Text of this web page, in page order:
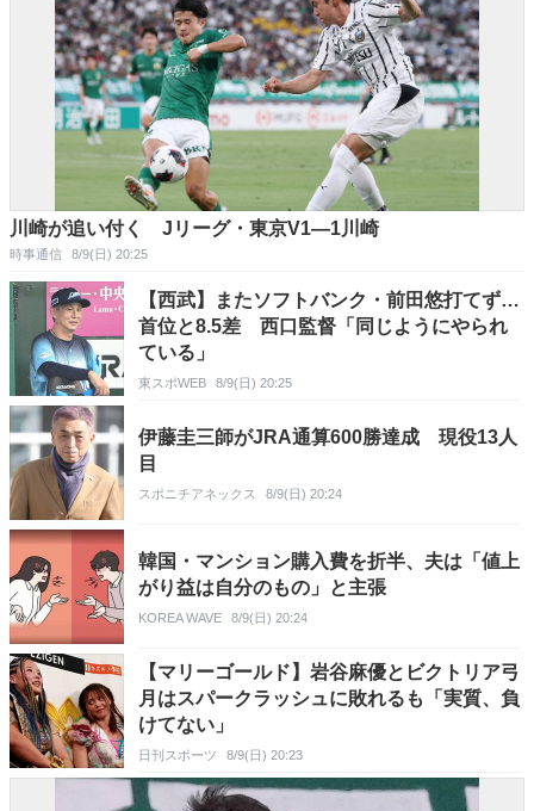
川崎が追い付く Jリーグ・東京V1―1川崎
時事通信 8/9(日) 20:25
【西武】またソフトバンク・前田悠打てず…
首位と8.5差 西口監督「同じようにやられ
ている」
東スポWEB 8/9(日) 20:25
伊藤圭三師がJRA通算600勝達成 現役13人
目
スポニチアネックス 8/9(日) 20:24
韓国・マンション購入費を折半、夫は「値上
がり益は自分のもの」と主張
KOREA WAVE 8/9(日) 20:24
【マリーゴールド】岩谷麻優とビクトリア弓
月はスパークラッシュに敗れるも「実質、負
けてない」
日刊スポーツ 8/9(日) 20:23